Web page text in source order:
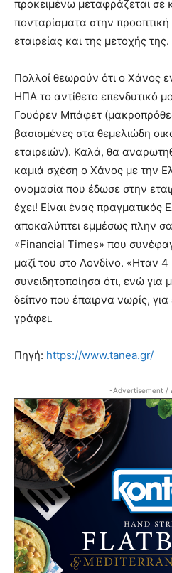
προκειμένω μεταφράζεται σε
πονταρίσματα στην
εταιρείας και της μετοχής της.
Πολλοί θεωρούν ότι ο Χάνος
ΗΠΑ το αντίθετο επενδυτικό
Γουόρεν Μπάφετ
βασισμένες στα θεμελιώδη
εταιρειών). Καλά, θα
καμιά σχέση ο Χάνος με την
ονομασία που έδωσε στην
έχει! Είναι ένας
αποκαλύπτει εμμέσως πλην
«Financial Τimes» που
μαζί του στο Λονδίνο. «Ηταν 4
συνειδητοποίησα ότι, ενώ για
δείπνο που έπαιρνα νωρίς,
γράφει.
Πηγή: https://www.tanea.gr/
-Advertisement /